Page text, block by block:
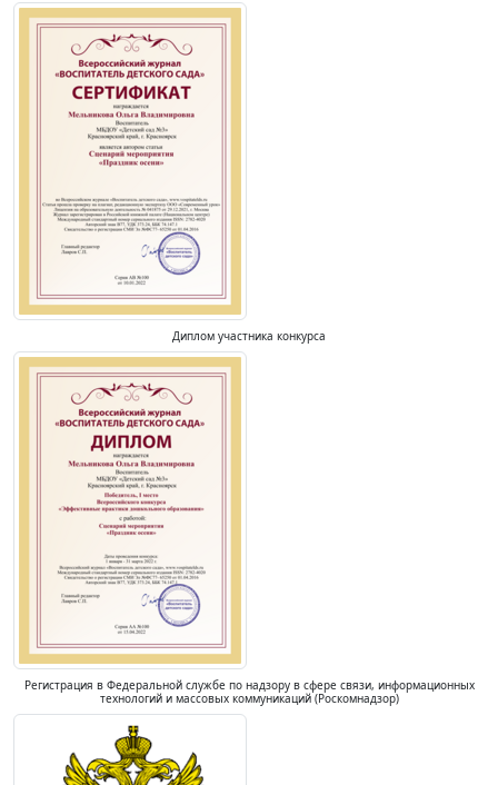
Диплом участника конкурса
Регистрация в Федеральной службе по надзору в сфере связи, информационных
технологий и массовых коммуникаций (Роскомнадзор)